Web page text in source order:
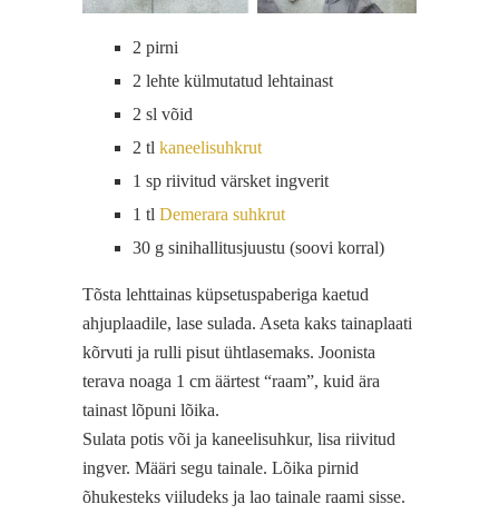
2 pirni
2 lehte külmutatud lehtainast
2 sl võid
2 tl kaneelisuhkrut
1 sp riivitud värsket ingverit
1 tl Demerara suhkrut
30 g sinihallitusjuustu (soovi korral)
Tõsta lehttainas küpsetuspaberiga kaetud
ahjuplaadile, lase sulada. Aseta kaks tainaplaati
kõrvuti ja rulli pisut ühtlasemaks. Joonista
terava noaga 1 cm äärtest “raam”, kuid ära
tainast lõpuni lõika.
Sulata potis või ja kaneelisuhkur, lisa riivitud
ingver. Määri segu tainale. Lõika pirnid
õhukesteks viiludeks ja lao tainale raami sisse.